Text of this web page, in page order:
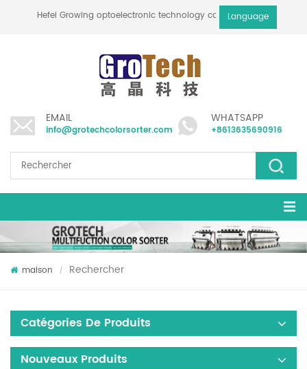
Hefei Growing optoelectronic technology co., ltdLanguage
EMAIL
info@grotechcolorsorter.com
WHATSAPP
+8613635690916
maison / Rechercher
Catégories De Produits
Nouveaux Produits